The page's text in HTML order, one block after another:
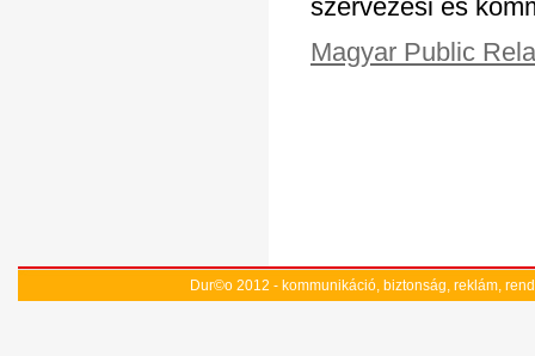
szervezési és
Magyar Public
Dur©o 2012 - kommunikáció, biztonság, reklám,